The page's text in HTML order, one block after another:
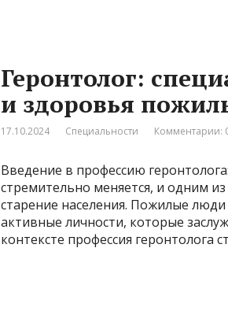
Геронтолог:
и здоровья
17.10.2024 Специальности Комментарии:
Введение в профессию
стремительно меняется, и одним
старение населения. Пожилые
активные личности, которые
контексте профессия геронтолога